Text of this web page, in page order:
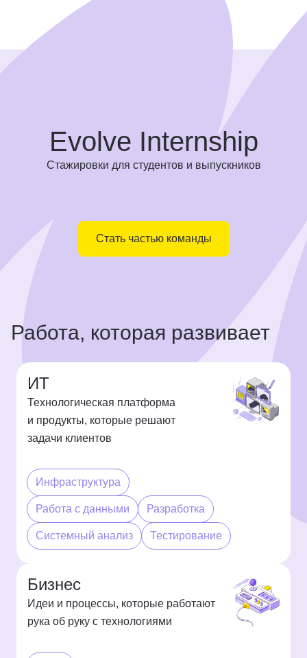
Evolve Internship
Стажировки для студентов и выпускников
Стать частью команды
Работа, которая развивает
ИТ
Технологическая платформа
и продукты, которые решают
задачи клиентов
Инфраструктура
Работа с данными Разработка
Системный анализ Тестирование
Бизнес
Идеи и процессы, которые работают
рука об руку с технологиями